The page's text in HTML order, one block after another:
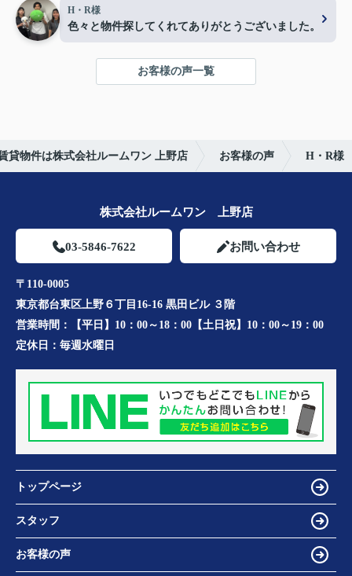
H・R様
色々と物件探してくれてありがとうございました。
お客様の声一覧
貸物件は株式会社ルームワン 上野店 お客様の声 H・R様
株式会社ルームワン 上野店
03-5846-7622 お問い合わせ
〒110-0005
東京都台東区上野６丁目16-16 黒田ビル ３階
営業時間：
【平日】10：00～18：00【土日祝】10：00～19：00
定休日： 毎週水曜日
トップページ
スタッフ
お客様の声